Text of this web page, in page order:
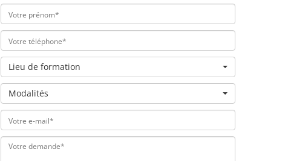
Lieu de formation
Modalités